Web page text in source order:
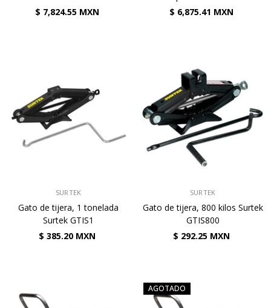
$ 7,824.55 MXN
$ 6,875.41 MXN
SURTEK
Gato de tijera, 1 tonelada
Surtek GTIS1
$ 385.20 MXN
SURTEK
Gato de tijera, 800 kilos Surtek
GTIS800
$ 292.25 MXN
AGOTADO